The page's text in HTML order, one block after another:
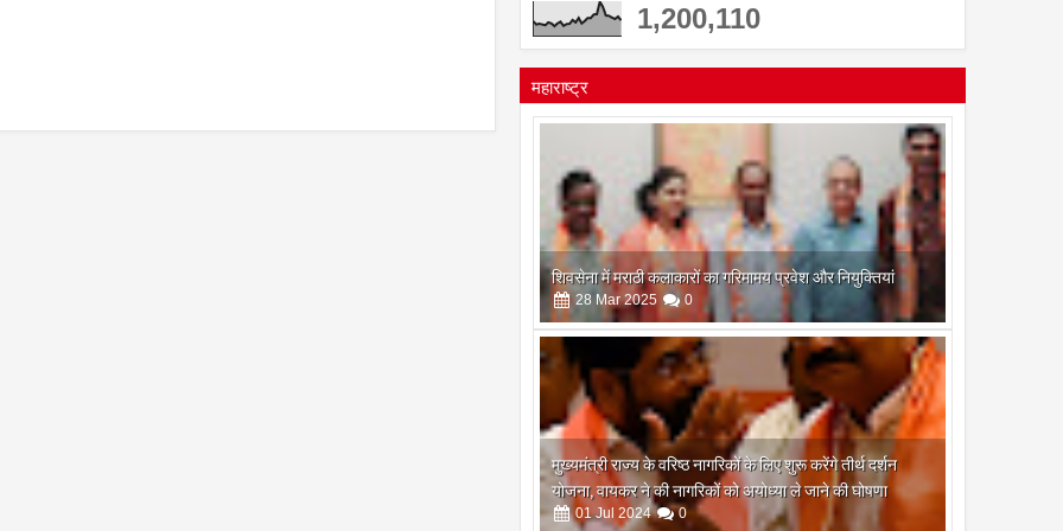
1,200,110
महाराष्ट्र
शिवसेना में मराठी कलाकारों का गरिमामय प्रवेश और नियुक्तियां
28 Mar 2025 0
मुख्यमंत्री राज्य के वरिष्ठ नागरिकों के लिए शुरू करेंगे तीर्थ दर्शन
योजना, वायकर ने की नागरिकों को अयोध्या ले जाने की घोषणा
01 Jul 2024 0